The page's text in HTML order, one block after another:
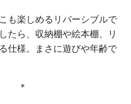
も楽しめるリバーシブルで
たら、収納棚や絵本棚、リ
仕様。まさに遊びや年齢で
＊